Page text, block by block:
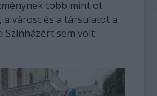
több mint öt
a várost és a társulatot a
Színházért sem volt